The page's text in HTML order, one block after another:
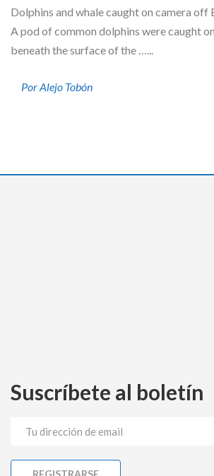
Dolphins and whale caught on camera off
A pod of common dolphins were caught
beneath the surface of the …...
Por Alejo Tobón
Suscríbete al boletín